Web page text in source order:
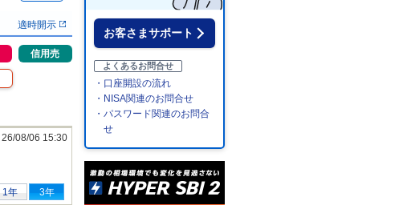
適時開示
信用売
26/08/06 15:30
1年 3年
お客さまサポート
よくあるお問合せ
・口座開設の流れ
・NISA関連のお問合せ
・パスワード関連のお問合
せ